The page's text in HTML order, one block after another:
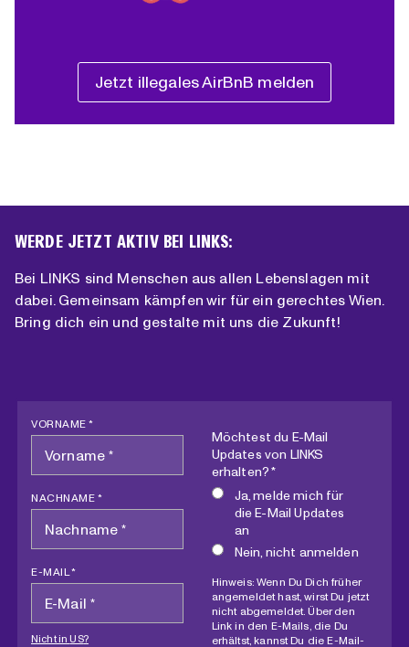
Jetzt illegales AirBnB melden
WERDE JETZT AKTIV BEI LINKS:
Bei LINKS sind Menschen aus allen Lebenslagen mit
dabei. Gemeinsam kämpfen wir für ein gerechtes Wien.
Bring dich ein und gestalte mit uns die Zukunft!
VORNAME *
NACHNAME *
E-MAIL *
Nicht inUS?
Möchtest du E-Mail
Updates von LINKS
erhalten? *
Ja, melde mich für
die E-Mail Updates
an
Nein, nicht anmelden
Hinweis: Wenn Du Dich früher
angemeldet hast, wirst Du jetzt
nicht abgemeldet. Über den
Link in den E-Mails, die Du
erhältst, kannst Du die E-Mail-